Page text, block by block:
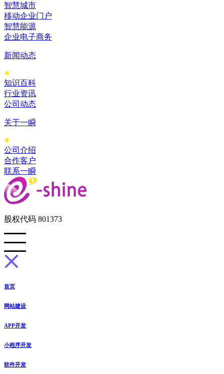
智慧城市
移动企业门户
智慧能源
企业电子商务
新闻动态
知识百科
行业资讯
公司动态
关于一瞬
公司介绍
合作客户
联系一瞬
股权代码 801373
首页
网站建设
APP开发
小程序开发
软件开发